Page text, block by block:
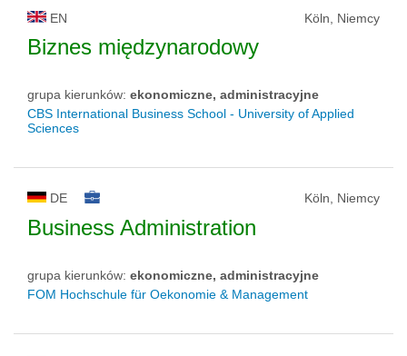
EN Köln, Niemcy
Biznes międzynarodowy
grupa kierunków: ekonomiczne, administracyjne
CBS International Business School - University of Applied
Sciences
DE Köln, Niemcy
Business Administration
grupa kierunków: ekonomiczne, administracyjne
FOM Hochschule für Oekonomie & Management